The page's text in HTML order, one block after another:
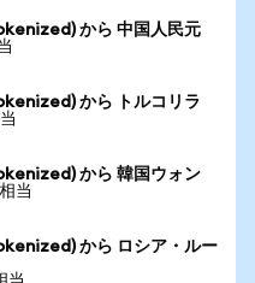
から 中国人民元
から トルコリラ
から 韓国ウォン
当
から ロシア・ルー